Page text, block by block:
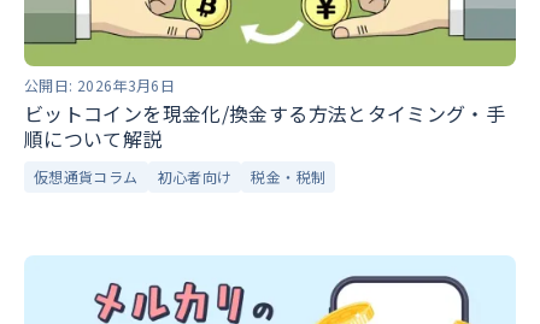
公開日: 2026年3月6日
ビットコインを現金化/換金する方法とタイミング・手
順について解説
仮想通貨コラム 初心者向け 税金・税制